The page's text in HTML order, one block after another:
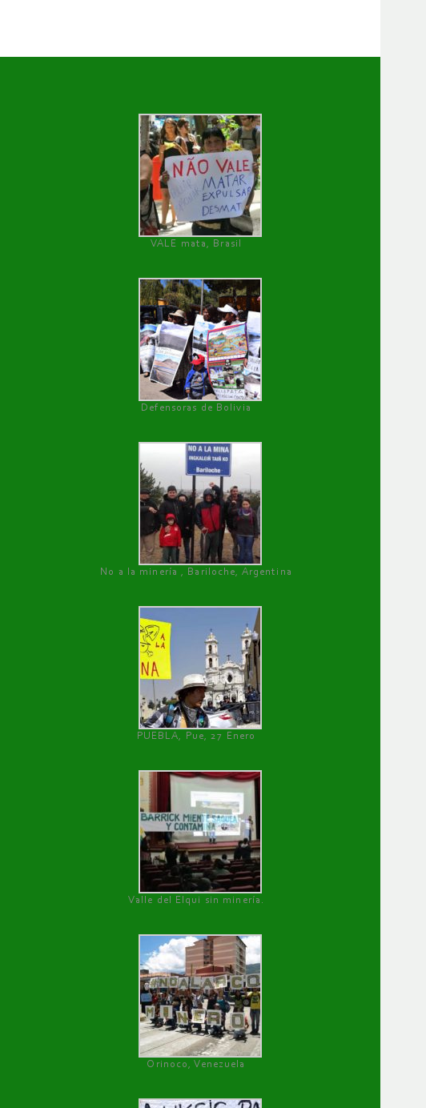
VALE mata, Brasil
Defensoras de Bolivia
No a la minería , Bariloche, Argentina
PUEBLA, Pue, 27 Enero
Valle del Elqui sin minería.
Orinoco, Venezuela